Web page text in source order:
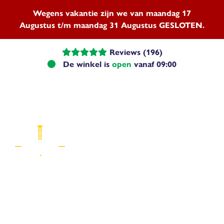
Wegens vakantie zijn we van maandag 17
Augustus t/m maandag 31 Augustus GESLOTEN.
Reviews (196)
De winkel is open vanaf 09:00